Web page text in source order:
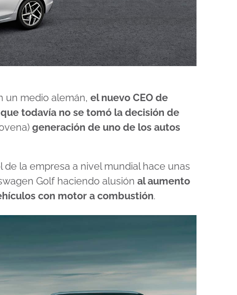
un medio alemán, el nuevo CEO de
todavía no se tomó la decisión de
generación de uno de los autos
la empresa a nivel mundial hace unas
Golf haciendo alusión al aumento
con motor a combustión.